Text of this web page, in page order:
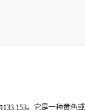
。它是一种黄色